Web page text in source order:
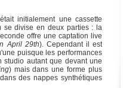
initialement une cassette
se divise en deux parties : la
offre une captation live
April 29th). Cependant il est
puisque les performances
studio autant que devant une
) mais dans une forme plus
des nappes synthétiques